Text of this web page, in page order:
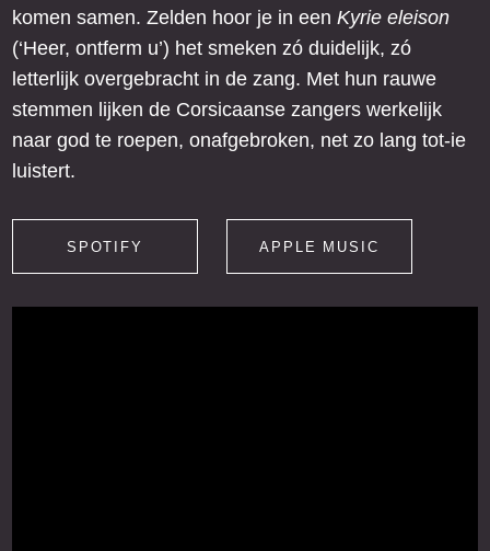
komen samen. Zelden hoor je in een Kyrie eleison
(‘Heer, ontferm u’) het smeken zó duidelijk, zó
letterlijk overgebracht in de zang. Met hun rauwe
stemmen lijken de Corsicaanse zangers werkelijk
naar god te roepen, onafgebroken, net zo lang tot-ie
luistert.
SPOTIFY APPLE MUSIC